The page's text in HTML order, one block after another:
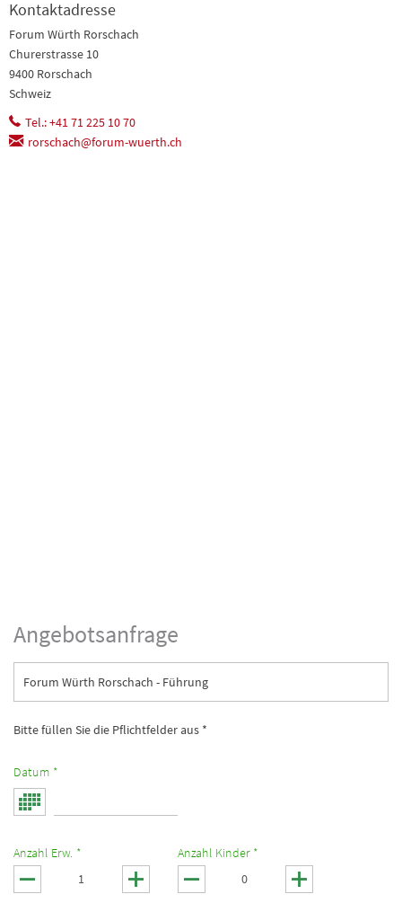
Kontaktadresse
Forum Würth Rorschach
Churerstrasse 10
9400 Rorschach
Schweiz
Tel.: +41 71 225 10 70
rorschach@forum-wuerth.ch
Angebotsanfrage
Forum Würth Rorschach - Führung
Bitte füllen Sie die Pflichtfelder aus *
Datum *
Anzahl Erw. * Anzahl Kinder *